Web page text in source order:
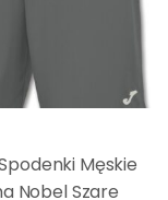
Męskie
Nobel Szare